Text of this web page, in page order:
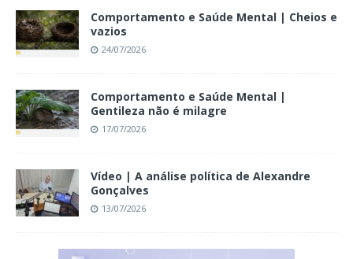
Comportamento e Saúde Mental | Cheios e
vazios
24/07/2026
Comportamento e Saúde Mental |
Gentileza não é milagre
17/07/2026
Vídeo | A análise política de Alexandre
Gonçalves
13/07/2026